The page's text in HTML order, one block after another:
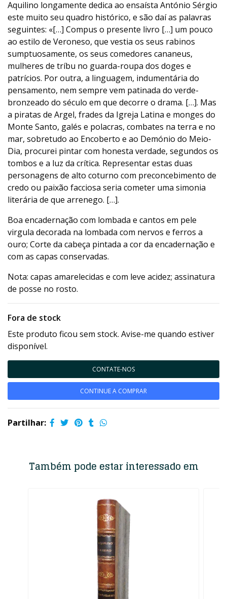
Aquilino longamente dedica ao ensaísta António Sérgio
este muito seu quadro histórico, e são daí as palavras
seguintes: «[…] Compus o presente livro […] um pouco
ao estilo de Veroneso, que vestia os seus rabinos
sumptuosamente, os seus comedores cananeus,
mulheres de tríbu no guarda-roupa dos doges e
patrícios. Por outra, a linguagem, indumentária do
pensamento, nem sempre vem patinada do verde-
bronzeado do século em que decorre o drama. […]. Mas
a piratas de Argel, frades da Igreja Latina e monges do
Monte Santo, galés e polacras, combates na terra e no
mar, sobretudo ao Encoberto e ao Demónio do Meio-
Dia, procurei pintar com honesta verdade, segundos os
tombos e a luz da crítica. Representar estas duas
personagens de alto coturno com preconcebimento de
credo ou paixão facciosa seria cometer uma simonia
literária de que arrenego. […].
Boa encadernação com lombada e cantos em pele
virgula decorada na lombada com nervos e ferros a
ouro; Corte da cabeça pintada a cor da encadernação e
com as capas conservadas.
Nota: capas amarelecidas e com leve acidez; assinatura
de posse no rosto.
Fora de stock
Este produto ficou sem stock. Avise-me quando estiver
disponível.
CONTATE-NOS
CONTINUE A COMPRAR
Partilhar:
Também pode estar interessado em